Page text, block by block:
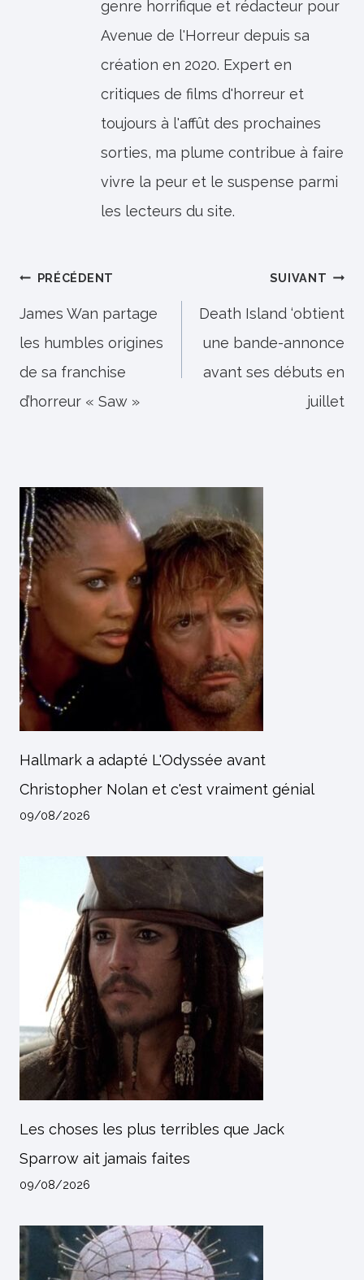
genre horrifique et rédacteur pour
Avenue de l'Horreur depuis sa
création en 2020. Expert en
critiques de films d'horreur et
toujours à l'affût des prochaines
sorties, ma plume contribue à faire
vivre la peur et le suspense parmi
les lecteurs du site.
Navigation
de
l’article
PRÉCÉDENT
James Wan partage
les humbles origines
de sa franchise
d’horreur « Saw »
SUIVANT
Death Island ‘obtient
une bande-annonce
avant ses débuts en
juillet
Hallmark a adapté L'Odyssée avant
Christopher Nolan et c'est vraiment génial
09/08/2026
Les choses les plus terribles que Jack
Sparrow ait jamais faites
09/08/2026